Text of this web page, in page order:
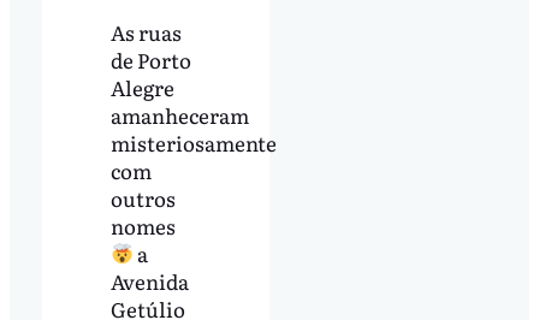
As ruas
de Porto
Alegre
amanheceram
misteriosamente
com
outros
nomes
a
Avenida
Getúlio